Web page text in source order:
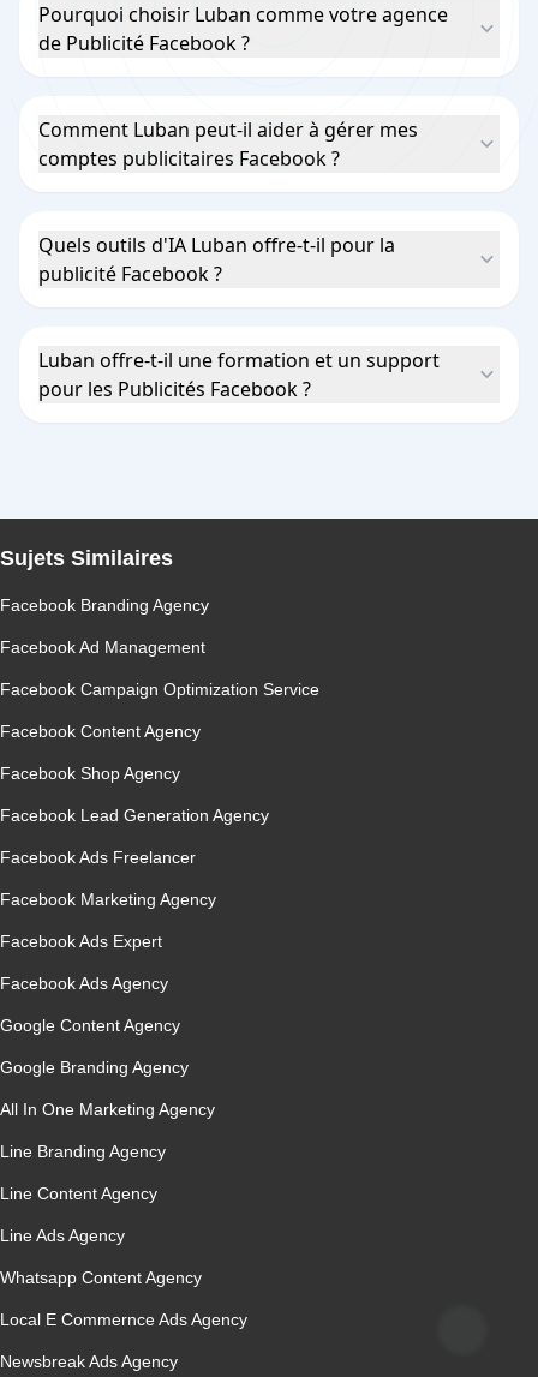
Pourquoi choisir Luban comme votre agence
de Publicité Facebook ?
Comment Luban peut-il aider à gérer mes
comptes publicitaires Facebook ?
Quels outils d'IA Luban offre-t-il pour la
publicité Facebook ?
Luban offre-t-il une formation et un support
pour les Publicités Facebook ?
Sujets Similaires
Facebook Branding Agency
Facebook Ad Management
Facebook Campaign Optimization Service
Facebook Content Agency
Facebook Shop Agency
Facebook Lead Generation Agency
Facebook Ads Freelancer
Facebook Marketing Agency
Facebook Ads Expert
Facebook Ads Agency
Google Content Agency
Google Branding Agency
All In One Marketing Agency
Line Branding Agency
Line Content Agency
Line Ads Agency
Whatsapp Content Agency
Local E Commernce Ads Agency
Newsbreak Ads Agency